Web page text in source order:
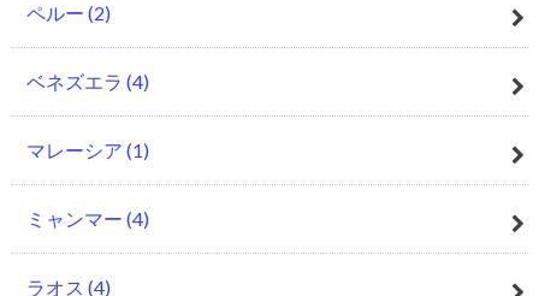
ペルー (2)
ベネズエラ (4)
マレーシア (1)
ミャンマー (4)
ラオス (4)